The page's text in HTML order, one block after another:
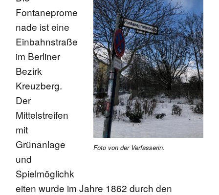
Foto von der Verfasserin.
Fontaneprome
nade ist eine
Einbahnstraße
im Berliner
Bezirk
Kreuzberg.
Der
Mittelstreifen
mit
Grünanlage
und
Spielmöglichk
eiten wurde im Jahre 1862 durch den